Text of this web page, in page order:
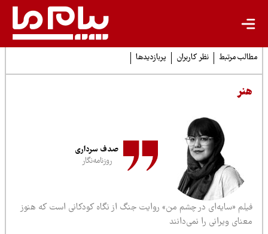
مرتبط نظر کاربران پربازدیدها
صدف سرداری
روزنامه‌نگار
«سایه‌ای در چشم من» روایت جنگ از نگاه کودکانی است که هنوز
ویرانی را نمی‌دانند